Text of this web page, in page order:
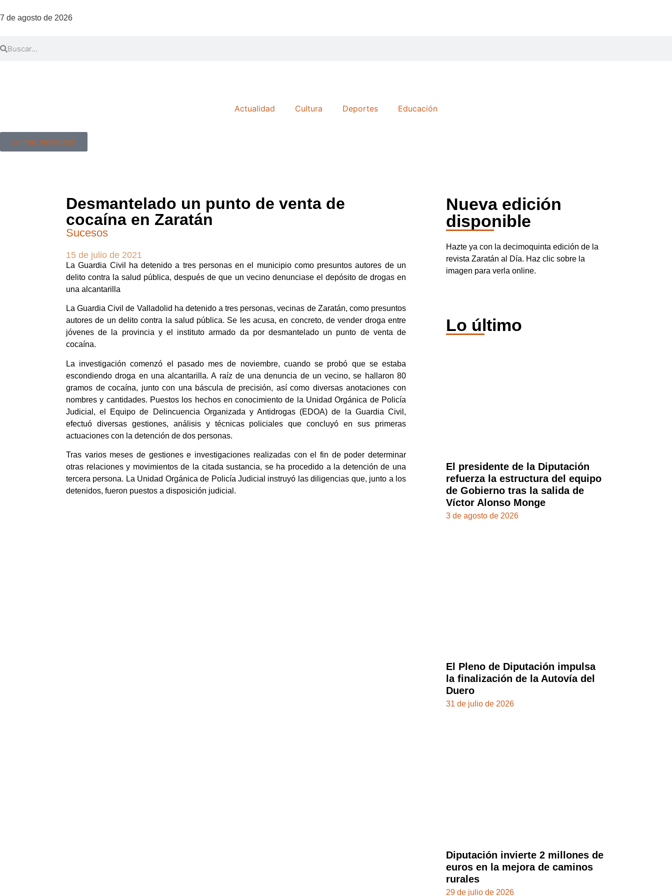
7 de agosto de 2026
Actualidad Cultura Deportes Educación
Lo más destacado
Desmantelado un punto de venta de
cocaína en Zaratán
Sucesos
15 de julio de 2021
La Guardia Civil ha detenido a tres personas en el municipio como presuntos autores de un
delito contra la salud pública, después de que un vecino denunciase el depósito de drogas en
una alcantarilla
La Guardia Civil de Valladolid ha detenido a tres personas, vecinas de Zaratán, como presuntos
autores de un delito contra la salud pública. Se les acusa, en concreto, de vender droga entre
jóvenes de la provincia y el instituto armado da por desmantelado un punto de venta de
cocaína.
La investigación comenzó el pasado mes de noviembre, cuando se probó que se estaba
escondiendo droga en una alcantarilla. A raíz de una denuncia de un vecino, se hallaron 80
gramos de cocaína, junto con una báscula de precisión, así como diversas anotaciones con
nombres y cantidades. Puestos los hechos en conocimiento de la Unidad Orgánica de Policía
Judicial, el Equipo de Delincuencia Organizada y Antidrogas (EDOA) de la Guardia Civil,
efectuó diversas gestiones, análisis y técnicas policiales que concluyó en sus primeras
actuaciones con la detención de dos personas.
Tras varios meses de gestiones e investigaciones realizadas con el fin de poder determinar
otras relaciones y movimientos de la citada sustancia, se ha procedido a la detención de una
tercera persona. La Unidad Orgánica de Policía Judicial instruyó las diligencias que, junto a los
detenidos, fueron puestos a disposición judicial.
Nueva edición
disponible
Hazte ya con la decimoquinta edición de la
revista Zaratán al Día. Haz clic sobre la
imagen para verla online.
Lo último
El presidente de la Diputación
refuerza la estructura del equipo
de Gobierno tras la salida de
Víctor Alonso Monge
3 de agosto de 2026
El Pleno de Diputación impulsa
la finalización de la Autovía del
Duero
31 de julio de 2026
Diputación invierte 2 millones de
euros en la mejora de caminos
rurales
29 de julio de 2026